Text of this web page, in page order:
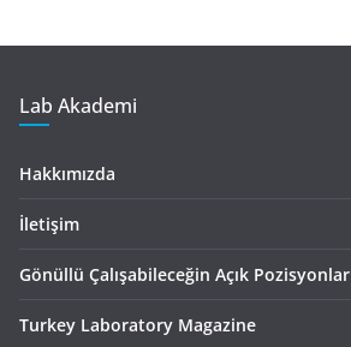
Lab Akademi
Hakkımızda
İletişim
Gönüllü Çalışabileceğin Açık Pozisyonlar
Turkey Laboratory Magazine